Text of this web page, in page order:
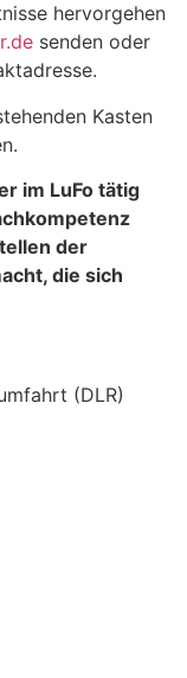
hervorgehen
senden oder
Kasten
im LuFo tätig
der
die sich
(DLR)